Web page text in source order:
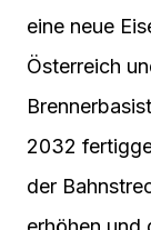
eine neue
Österreich
2032
der